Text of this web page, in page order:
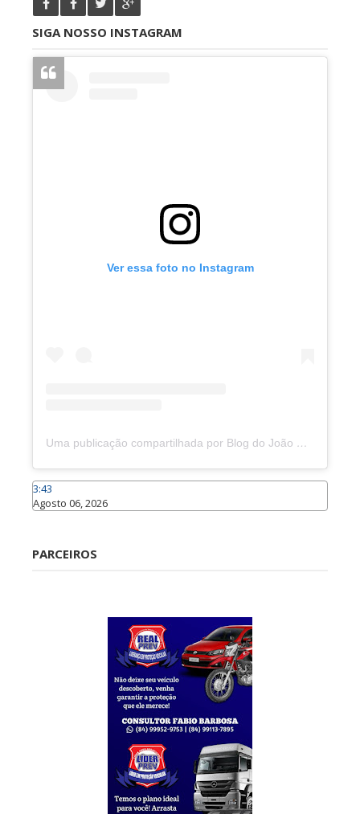
SIGA NOSSO INSTAGRAM
Ver essa foto no Instagram
Uma publicação compartilhada por Blog do João Marcolino (@joaomarcolinoneto)
3:43
Agosto 06, 2026
PARCEIROS